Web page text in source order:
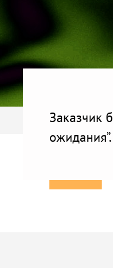
Заказчик
ожидания”.